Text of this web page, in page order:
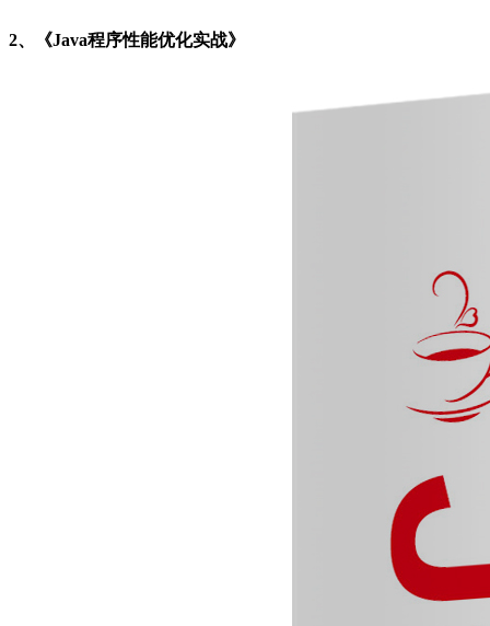
2、《Java程序性能优化实战》